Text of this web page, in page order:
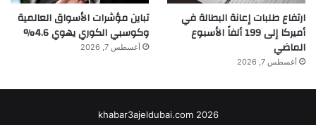
ارتفاع طلبات إعانة البطالة في
أميركا إلى 199 ألفاً الأسبوع
الماضي
أغسطس 7, 2026
تباين مؤشرات الأسواق العالمية
وكوسبي الكوري يهوي 4.6%
أغسطس 7, 2026
khabar3ajeldubai.com 2026